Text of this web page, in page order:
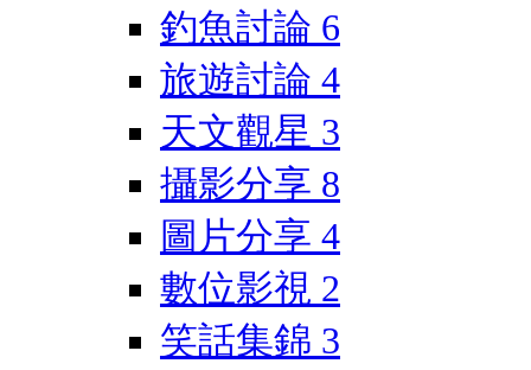
釣魚討論 6
旅遊討論 4
天文觀星 3
攝影分享 8
圖片分享 4
數位影視 2
笑話集錦 3